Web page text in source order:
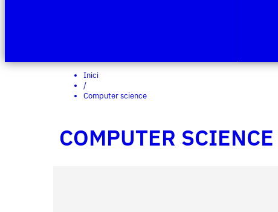
Inici
/
Computer science
COMPUTER SCIENCE